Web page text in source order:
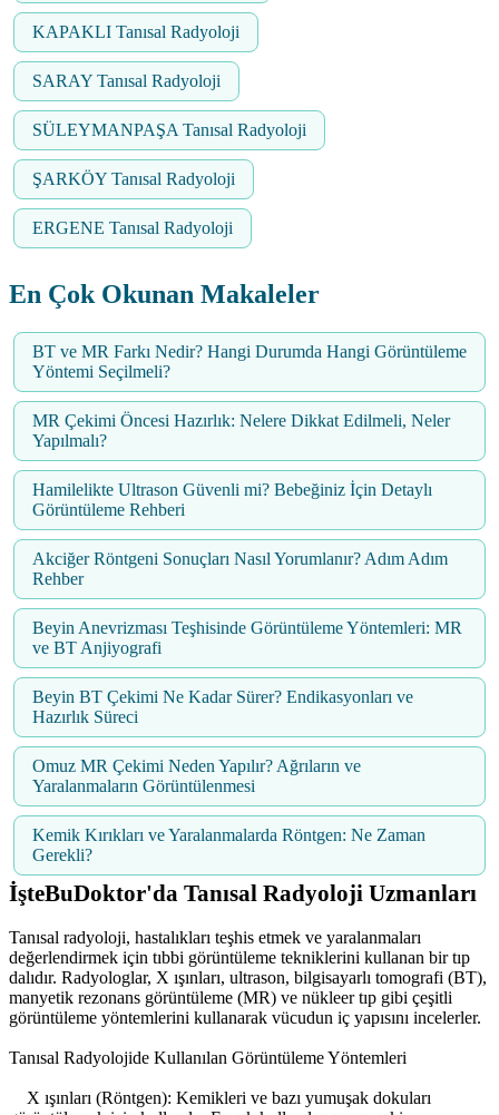
KAPAKLI Tanısal Radyoloji
SARAY Tanısal Radyoloji
SÜLEYMANPAŞA Tanısal Radyoloji
ŞARKÖY Tanısal Radyoloji
ERGENE Tanısal Radyoloji
En Çok Okunan Makaleler
BT ve MR Farkı Nedir? Hangi Durumda Hangi Görüntüleme
Yöntemi Seçilmeli?
MR Çekimi Öncesi Hazırlık: Nelere Dikkat Edilmeli, Neler
Yapılmalı?
Hamilelikte Ultrason Güvenli mi? Bebeğiniz İçin Detaylı
Görüntüleme Rehberi
Akciğer Röntgeni Sonuçları Nasıl Yorumlanır? Adım Adım
Rehber
Beyin Anevrizması Teşhisinde Görüntüleme Yöntemleri: MR
ve BT Anjiyografi
Beyin BT Çekimi Ne Kadar Sürer? Endikasyonları ve
Hazırlık Süreci
Omuz MR Çekimi Neden Yapılır? Ağrıların ve
Yaralanmaların Görüntülenmesi
Kemik Kırıkları ve Yaralanmalarda Röntgen: Ne Zaman
Gerekli?
İşteBuDoktor'da Tanısal Radyoloji Uzmanları
Tanısal radyoloji, hastalıkları teşhis etmek ve yaralanmaları
değerlendirmek için tıbbi görüntüleme tekniklerini kullanan bir tıp
dalıdır. Radyologlar, X ışınları, ultrason, bilgisayarlı tomografi (BT),
manyetik rezonans görüntüleme (MR) ve nükleer tıp gibi çeşitli
görüntüleme yöntemlerini kullanarak vücudun iç yapısını incelerler.
Tanısal Radyolojide Kullanılan Görüntüleme Yöntemleri
X ışınları (Röntgen): Kemikleri ve bazı yumuşak dokuları